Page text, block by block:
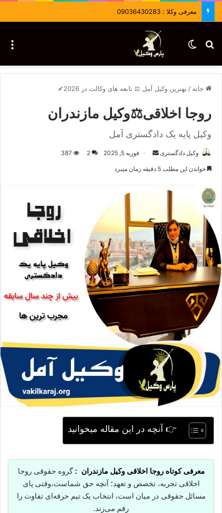
معرفی وکلا : 09036430283
جستجو برایتغییر پوسته
خانه / بهترین وکیل آمل ⚖️ نابغه های وکالت در 2026✔
روجا اخلاقی⚖️وکیل مازندران
وکیل پایه یک دادگستری آمل
وکیل دادگستری
ی
ی
ل
فوریه 5, 2025 2
387
خواندن این مطلب 5 دقیقه زمان میبرد
👉 آنچه در این مقاله میخوانید
معرفی کوتاه روجا اخلاقی وکیل مازندران :گروه حقوقی روجا
اخلاقی تجربه، تخصص و تعهد؛ آنچه حق شماست،وقتی پای
مسائل حقوقی در میان است، انتخاب یک تیم حرفه‌ای تفاوت را
رقم می‌زند.